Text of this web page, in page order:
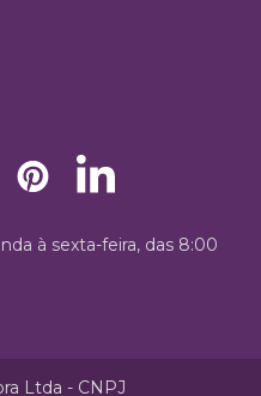
à sexta-feira, das 8:00
Ltda - CNPJ